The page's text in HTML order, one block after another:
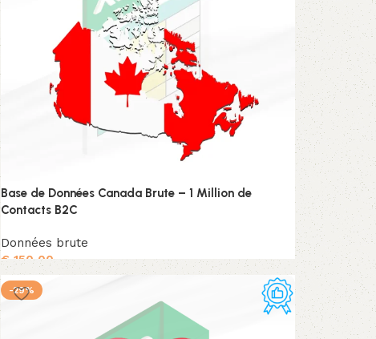
Base de Données Canada Brute – 1 Million de
Contacts B2C
Données brute
€ 150,00
Ajouter au panier
-29%